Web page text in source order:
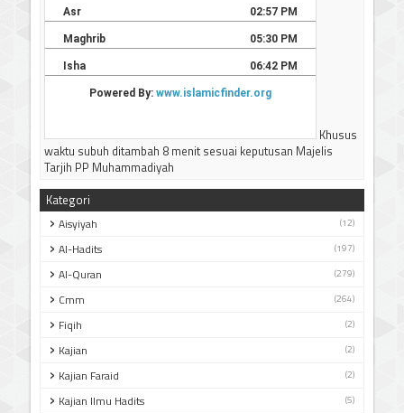
Khusus
waktu subuh ditambah 8 menit sesuai keputusan Majelis
Tarjih PP Muhammadiyah
Kategori
Aisyiyah (12)
Al-Hadits (197)
Al-Quran (279)
Cmm (264)
Fiqih (2)
Kajian (2)
Kajian Faraid (2)
Kajian Ilmu Hadits (5)